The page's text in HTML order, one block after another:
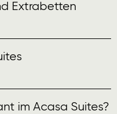
Extrabetten
im Acasa Suites?